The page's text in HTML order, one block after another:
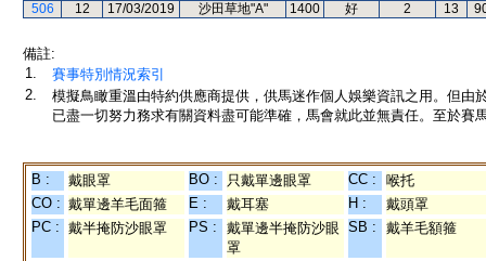
506
12 17/03/2019 沙田草地"A" 1400 好 2 13
備註:
1.
賽事特別情況索引
2.
模擬鳥瞰重溫由特約供應商提供，供馬迷作個人娛樂資訊之用。但
已盡一切努力務求有關資料盡可能準確，馬會就此並無責任。至於賽
B : 戴眼罩 BO : 只戴單邊眼罩 CC :
喉托
CO : 戴單邊羊毛面箍 E : 戴耳塞 H :
戴頭罩
PC : 戴半掩防沙眼罩 PS :
戴單邊半掩防沙眼
罩
SB : 戴羊毛額箍